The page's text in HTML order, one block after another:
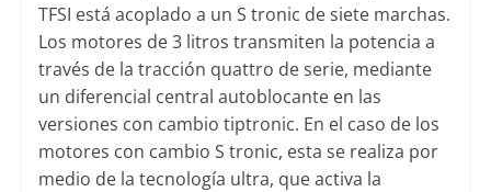
TFSI está acoplado a un S tronic de siete marchas.
Los motores de 3 litros transmiten la potencia a
través de la tracción quattro de serie, mediante
un diferencial central autoblocante en las
versiones con cambio tiptronic. En el caso de los
motores con cambio S tronic, esta se realiza por
medio de la tecnología ultra, que activa la